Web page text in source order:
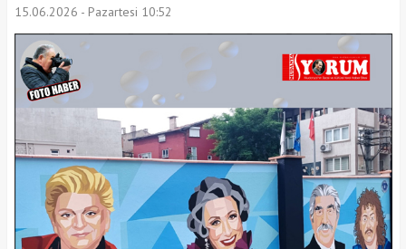
15.06.2026 - Pazartesi 10:52